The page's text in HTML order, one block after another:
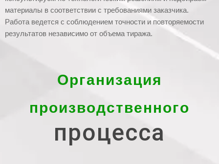
материалы в соответствии с требованиями заказчика.
Работа ведется с соблюдением точности и повторяемости
результатов независимо от объема тиража.
Организация
производственного
процесса